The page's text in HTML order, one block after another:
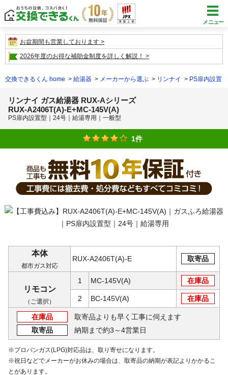
メニュー
お盆期間も営業しております
2026年度のお得な補助金制度を詳しく解説！
交換できるくん home 給湯器 メーカーから選ぶ リンナイ PS扉内設置
リンナイ ガス給湯器 RUX-Aシリーズ
RUX-A2406T(A)-E+MC-145V(A)
PS扉内設置型｜24号｜給湯専用｜一般型
1件
本体
都市ガス対応
RUX-A2406T(A)-E 取寄品
リモコン
（ご選択）
1 MC-145V(A) 在庫品
2 BC-145V(A) 在庫品
在庫品
取寄品よりも早く工事に伺えます
取寄品
納期まで約3～4営業日
※プロパンガス(LPG)対応品は、取り寄せになります。
※祝日などでメーカーがお休みの場合は、取寄品の納期が表記よりかかるこ
とがあります。